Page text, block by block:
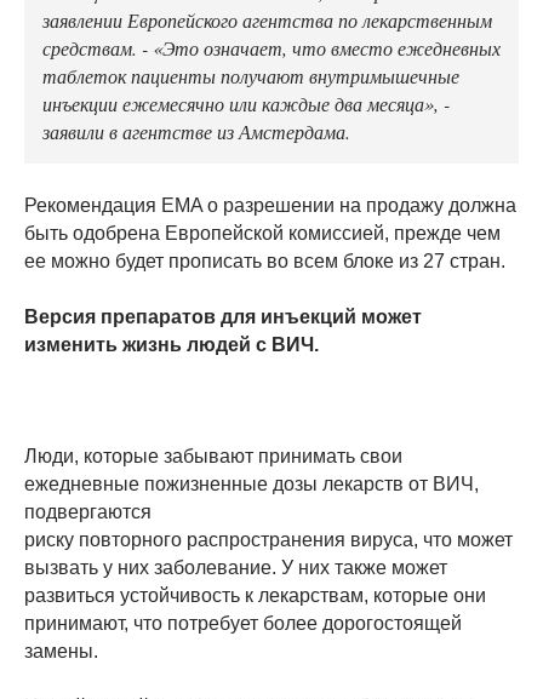
заявлении Европейского агентства по лекарственным
средствам. - «Это означает, что вместо ежедневных
таблеток пациенты получают внутримышечные
инъекции ежемесячно или каждые два месяца», -
заявили в агентстве из Амстердама.
Рекомендация EMA о разрешении на продажу должна
быть одобрена Европейской комиссией, прежде чем
ее можно будет прописать во всем блоке из 27 стран.
Версия препаратов для инъекций может
изменить жизнь людей с ВИЧ.
Люди, которые забывают принимать свои
ежедневные пожизненные дозы лекарств от ВИЧ,
подвергаются
риску повторного распространения вируса, что может
вызвать у них заболевание. У них также может
развиться устойчивость к лекарствам, которые они
принимают, что потребует более дорогостоящей
замены.